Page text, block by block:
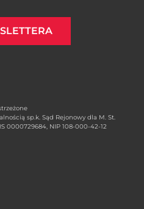
sp.k. Sąd Rejonowy dla M. St.
0000729684, NIP 108-000-42-12